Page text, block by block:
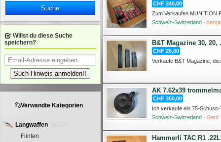
CHF 240,00
Schweiz-Switzerland ·
B&T Magazine 30, 20,
CHF 25,00
AK 7.62x39
CHF 350,00
Schweiz-Switzerland · Genf
Hammerli TAC R1
Suche
Willst du diese Suche
speichern?
Such-Hinweis anmelden!!
Verwandte Kategorien
Langwaffen
Flinten